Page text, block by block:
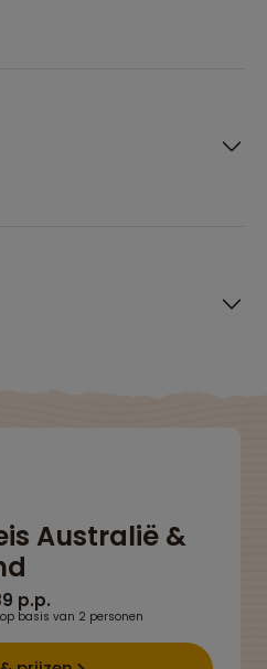
Australië &
p.p.
basis van 2 personen